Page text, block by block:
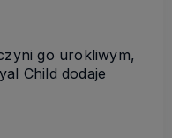
go urokliwym,
Child dodaje